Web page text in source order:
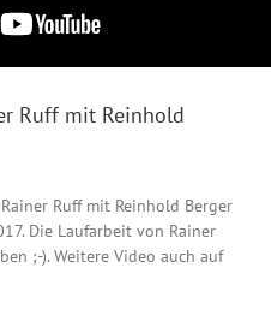
Ruff mit Reinhold
Ruff mit Reinhold Berger
Die Laufarbeit von Rainer
;-). Weitere Video auch auf